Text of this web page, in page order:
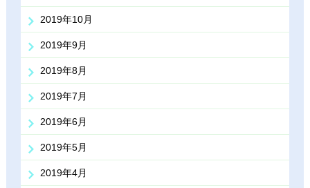
2019年10月
2019年9月
2019年8月
2019年7月
2019年6月
2019年5月
2019年4月